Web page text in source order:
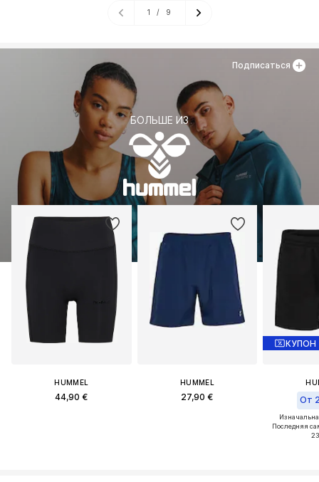
1 / 9
БОЛЬШЕ ИЗ
HUMMEL
44,90 €
HUMMEL
27,90 €
КУПОН
От
Последняя
Подписаться